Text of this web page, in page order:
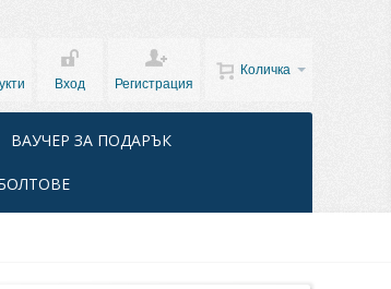
Количка
Вход Регистрация
ВАУЧЕР ЗА ПОДАРЪК